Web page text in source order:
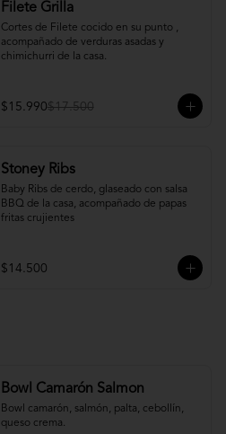
Filete Grilla
Cortes de Filete cocido en su punto ,
acompañado de verduras asadas y
chimichurri de la casa.
$15.990$17.500
Stoney Ribs
Baby Ribs de cerdo, glaseado con salsa
BBQ de la casa, acompañado de papas
fritas crujientes
$14.500
Bowl Camarón Salmon
Bowl camarón, salmón, palta, cebollín,
queso crema.